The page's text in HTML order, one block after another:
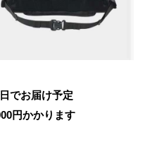
でお届け予定
円かかります